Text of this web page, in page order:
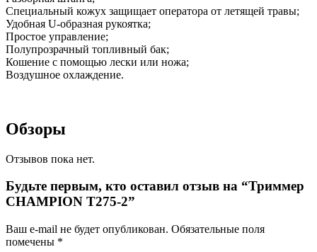
Специальный кожух защищает оператора от летящей травы;
Удобная U-образная рукоятка;
Простое управление;
Полупрозрачный топливный бак;
Кошение с помощью лески или ножа;
Воздушное охлаждение.
Обзоры
Отзывов пока нет.
Будьте первым, кто оставил отзыв на “Триммер
CHAMPION T275-2”
Ваш e-mail не будет опубликован. Обязательные поля
помечены *